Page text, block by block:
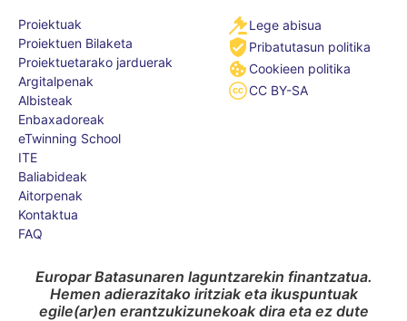
Proiektuak
Proiektuen Bilaketa
Proiektuetarako jarduerak
Argitalpenak
Albisteak
Enbaxadoreak
eTwinning School
ITE
Baliabideak
Aitorpenak
Kontaktua
FAQ
Lege abisua
Pribatutasun politika
Cookieen politika
CC BY-SA
Europar Batasunaren laguntzarekin finantzatua.
Hemen adierazitako iritziak eta ikuspuntuak
egile(ar)en erantzukizunekoak dira eta ez dute